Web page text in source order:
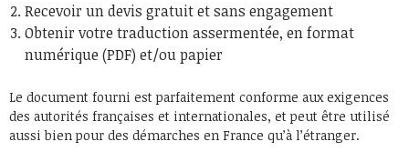
Recevoir un devis gratuit et sans engagement
Obtenir votre traduction assermentée, en format
numérique (PDF) et/ou papier
Le document fourni est parfaitement conforme aux exigences
des autorités françaises et internationales, et peut être utilisé
aussi bien pour des démarches en France qu’à l’étranger.